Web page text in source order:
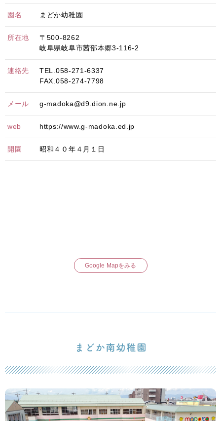
園名 まどか幼稚園
所在地
〒500-8262
岐阜県岐阜市茜部本郷3-116-2
連絡先
TEL.058-271-6337
FAX.058-274-7798
メール g-madoka@d9.dion.ne.jp
web https://www.g-madoka.ed.jp
開園 昭和４０年４月１日
Google Mapをみる